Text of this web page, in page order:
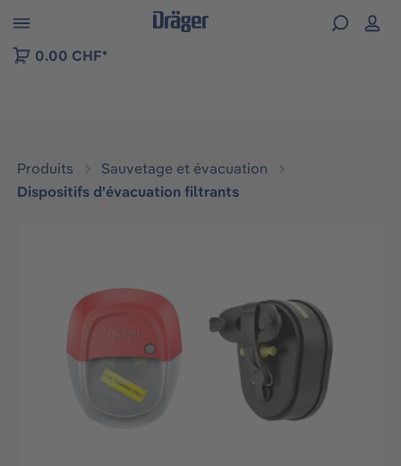
to B2B platform navigation
0.00 CHF*
Produits
Sauvetage et évacuation
Dispositifs d'évacuation filtrants